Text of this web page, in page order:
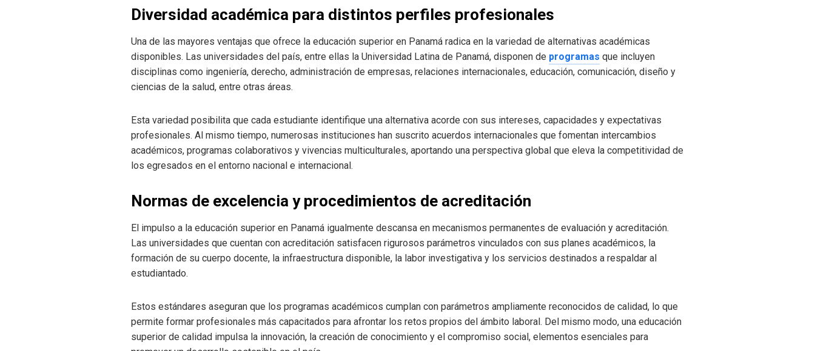
Diversidad académica para distintos perfiles profesionales
Una de las mayores ventajas que ofrece la educación superior en Panamá radica en la variedad de alternativas académicas
disponibles. Las universidades del país, entre ellas la Universidad Latina de Panamá, disponen de programas que incluyen
disciplinas como ingeniería, derecho, administración de empresas, relaciones internacionales, educación, comunicación, diseño y
ciencias de la salud, entre otras áreas.
Esta variedad posibilita que cada estudiante identifique una alternativa acorde con sus intereses, capacidades y expectativas
profesionales. Al mismo tiempo, numerosas instituciones han suscrito acuerdos internacionales que fomentan intercambios
académicos, programas colaborativos y vivencias multiculturales, aportando una perspectiva global que eleva la competitividad de
los egresados en el entorno nacional e internacional.
Normas de excelencia y procedimientos de acreditación
El impulso a la educación superior en Panamá igualmente descansa en mecanismos permanentes de evaluación y acreditación.
Las universidades que cuentan con acreditación satisfacen rigurosos parámetros vinculados con sus planes académicos, la
formación de su cuerpo docente, la infraestructura disponible, la labor investigativa y los servicios destinados a respaldar al
estudiantado.
Estos estándares aseguran que los programas académicos cumplan con parámetros ampliamente reconocidos de calidad, lo que
permite formar profesionales más capacitados para afrontar los retos propios del ámbito laboral. Del mismo modo, una educación
superior de calidad impulsa la innovación, la creación de conocimiento y el compromiso social, elementos esenciales para